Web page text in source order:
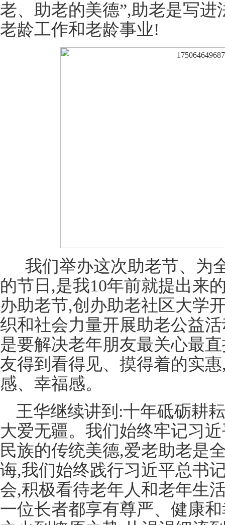
老、助老的美德”,助老是写
老龄工作和老龄事业!
我们举办这次助老节、为
的节日,是我10年前就提出来
办助老节,创办助老社区大学
织和社会力量开展助老公益
是要解决老年朋友最关心最
友得到看得见、摸得着的实
感、幸福感。
王华继续讲到:十年砥砺耕
大爱无疆。我们始终牢记习
民族的传统美德,爱老助老是
诲,我们始终践行习近平总书
会,积极看待老年人和老年生
一位长者都享有尊严、健康